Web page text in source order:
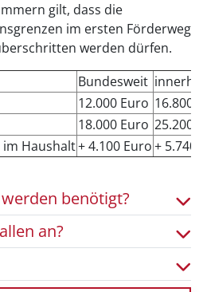
gilt, dass die
im ersten Förderweg
werden dürfen.
Bundesweit
12.000 Euro 16.800
18.000 Euro 25.200
Haushalt+ 4.100 Euro+ 5.740
benötigt?
an?